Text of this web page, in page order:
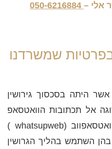
אלי – 050-6216884
שמשרדנו
היתה בסכסוך גירושין
אל תכתובות הוואטסאפ
שלה שהושארו פתוחות בוואטסאפווב (whatsupweb )
בהן השתמש בהליך הגרושין